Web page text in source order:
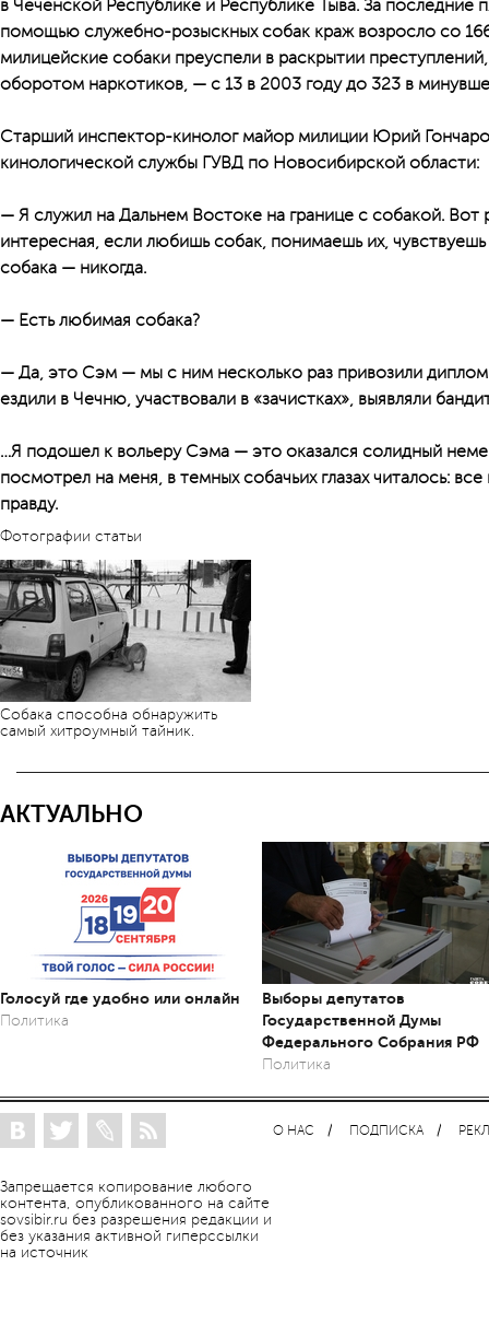
в Чеченской Республике и Республике Тыва. За последние
помощью служебно-розыскных собак краж возросло со
милицейские собаки преуспели в раскрытии
оборотом наркотиков, — с 13 в 2003 году до 323 в
Старший инспектор-кинолог майор милиции Юрий
кинологической службы ГУВД по Новосибирской области:
— Я служил на Дальнем Востоке на границе с собакой. Вот
интересная, если любишь собак, понимаешь их,
собака — никогда.
— Есть любимая собака?
— Да, это Сэм — мы с ним несколько раз привозили
ездили в Чечню, участвовали в «зачистках», выявляли
…Я подошел к вольеру Сэма — это оказался солидный
посмотрел на меня, в темных собачьих глазах читалось:
правду.
Фотографии статьи
Собака способна обнаружить
самый хитроумный тайник.
АКТУАЛЬНО
Голосуй где удобно или онлайн
Политика
Выборы депутатов
Государственной Думы
Федерального Собрания РФ
Политика
Запрещается копирование любого
контента, опубликованного на сайте
sovsibir.ru без разрешения редакции и
без указания активной гиперссылки
на источник
О НАС ПОДПИСКА